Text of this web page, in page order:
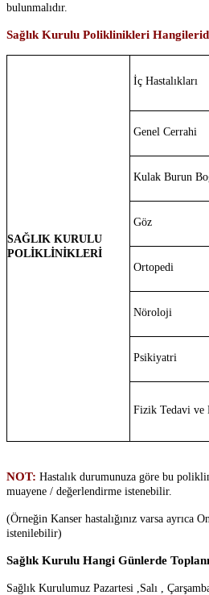
bulunmalıdır.
Sağlık Kurulu Poliklinikleri
SAĞLIK KURULU
POLİKLİNİKLERİ
İç Hastalıkları
Genel Cerrahi
Kulak Burun
Göz
Ortopedi
Nöroloji
Psikiyatri
Fizik Tedavi ve
NOT: Hastalık durumunuza göre bu
muayene / değerlendirme istenebilir.
(Örneğin Kanser hastalığınız varsa ayrıca
istenilebilir)
Sağlık Kurulu Hangi Günlerde
Sağlık Kurulumuz Pazartesi ,Salı ,